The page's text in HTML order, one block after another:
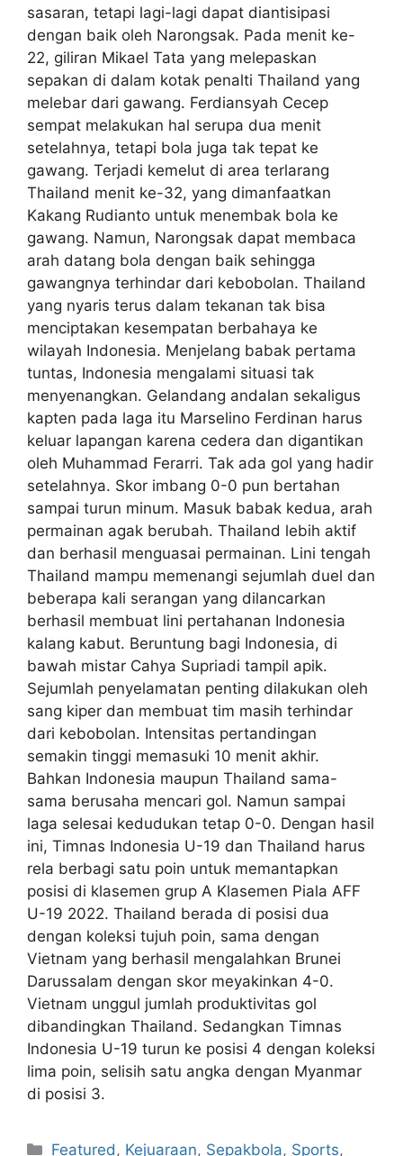
sasaran, tetapi lagi-lagi dapat diantisipasi
dengan baik oleh Narongsak. Pada menit ke-
22, giliran Mikael Tata yang melepaskan
sepakan di dalam kotak penalti Thailand yang
melebar dari gawang. Ferdiansyah Cecep
sempat melakukan hal serupa dua menit
setelahnya, tetapi bola juga tak tepat ke
gawang. Terjadi kemelut di area terlarang
Thailand menit ke-32, yang dimanfaatkan
Kakang Rudianto untuk menembak bola ke
gawang. Namun, Narongsak dapat membaca
arah datang bola dengan baik sehingga
gawangnya terhindar dari kebobolan. Thailand
yang nyaris terus dalam tekanan tak bisa
menciptakan kesempatan berbahaya ke
wilayah Indonesia. Menjelang babak pertama
tuntas, Indonesia mengalami situasi tak
menyenangkan. Gelandang andalan sekaligus
kapten pada laga itu Marselino Ferdinan harus
keluar lapangan karena cedera dan digantikan
oleh Muhammad Ferarri. Tak ada gol yang hadir
setelahnya. Skor imbang 0-0 pun bertahan
sampai turun minum. Masuk babak kedua, arah
permainan agak berubah. Thailand lebih aktif
dan berhasil menguasai permainan. Lini tengah
Thailand mampu memenangi sejumlah duel dan
beberapa kali serangan yang dilancarkan
berhasil membuat lini pertahanan Indonesia
kalang kabut. Beruntung bagi Indonesia, di
bawah mistar Cahya Supriadi tampil apik.
Sejumlah penyelamatan penting dilakukan oleh
sang kiper dan membuat tim masih terhindar
dari kebobolan. Intensitas pertandingan
semakin tinggi memasuki 10 menit akhir.
Bahkan Indonesia maupun Thailand sama-
sama berusaha mencari gol. Namun sampai
laga selesai kedudukan tetap 0-0. Dengan hasil
ini, Timnas Indonesia U-19 dan Thailand harus
rela berbagi satu poin untuk memantapkan
posisi di klasemen grup A Klasemen Piala AFF
U-19 2022. Thailand berada di posisi dua
dengan koleksi tujuh poin, sama dengan
Vietnam yang berhasil mengalahkan Brunei
Darussalam dengan skor meyakinkan 4-0.
Vietnam unggul jumlah produktivitas gol
dibandingkan Thailand. Sedangkan Timnas
Indonesia U-19 turun ke posisi 4 dengan koleksi
lima poin, selisih satu angka dengan Myanmar
di posisi 3.
Featured , Kejuaraan, Sepakbola, Sports,